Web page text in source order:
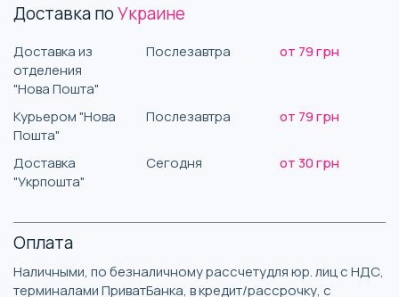
Доставка поУкраине
Доставка из
отделения
"Нова Пошта"
Послезавтра от 79 грн
Курьером "Нова
Пошта"
Послезавтра от 79 грн
Доставка
"Укрпошта"
Сегодня от 30 грн
Оплата
Наличными, по безналичному рассчетудля юр. лиц с НДС,
терминалами ПриватБанка, в кредит/рассрочку, с